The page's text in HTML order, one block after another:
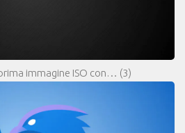
immagine ISO con… (3)